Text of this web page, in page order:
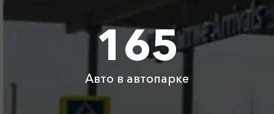
3550 ₽ 5325 ₽
3420 ₽
165
Авто в автопарке